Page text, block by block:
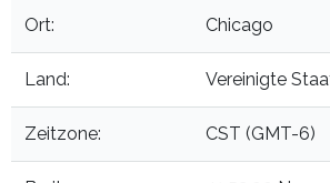
Ort: Chicago
Land: Vereinigte
Zeitzone: CST (GMT-6)